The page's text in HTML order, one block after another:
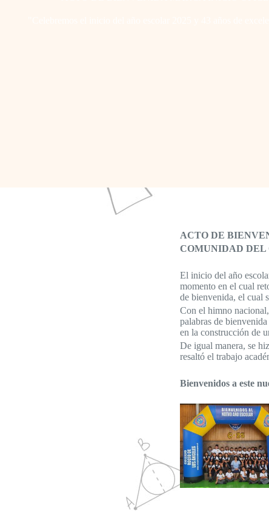
ACTO DE
COMUNIDAD DEL
El inicio del año
momento en el cual
de bienvenida, el cual
Con el himno
palabras de
en la construcción de
De igual manera, se
resaltó el trabajo
Bienvenidos a este